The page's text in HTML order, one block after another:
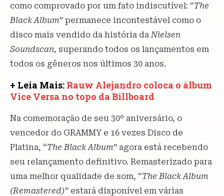
como comprovado por um fato indiscutível: “The
Black Album” permanece incontestável como o
disco mais vendido da história daNielsen
Soundscan, superando todos os lançamentos em
todos os gêneros nos últimos 30 anos.
+ Leia Mais: Rauw Alejandro coloca o álbum
Vice Versa no topo da Billboard
Na comemoração de seu 30º aniversário, o
vencedor do GRAMMY e 16 vezes Disco de
Platina, “The Black Album” agora está recebendo
seu relançamento definitivo. Remasterizado para
uma melhor qualidade de som, “The Black Album
(Remastered)” estará disponível em várias